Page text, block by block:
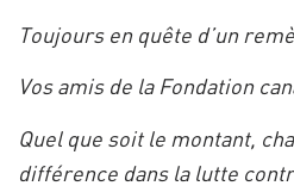
Toujours en quête d’un
Vos amis de la Fondation
Quel que soit le montant,
différence dans la lutte